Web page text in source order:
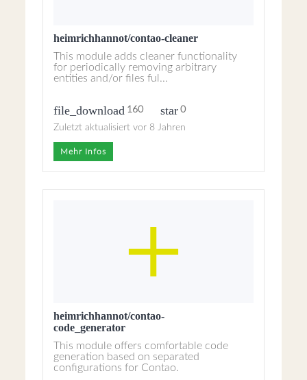
heimrichhannot/contao-cleaner
This module adds cleaner functionality
for periodically removing arbitrary
entities and/or files ful...
file_download 160 star 0
Zuletzt aktualisiert vor 8 Jahren
Mehr Infos
heimrichhannot/contao-
code_generator
This module offers comfortable code
generation based on separated
configurations for Contao.